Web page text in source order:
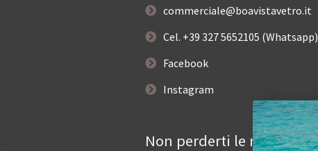
commerciale@boavistavetro.it
Cel. +39 327 5652105 (Whatsapp)
Facebook
Instagram
Non perderti le novità.